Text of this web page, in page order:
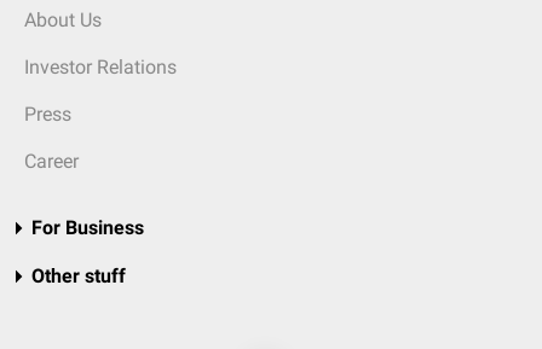
About Us
Investor Relations
Press
Career
For Business
Other stuff